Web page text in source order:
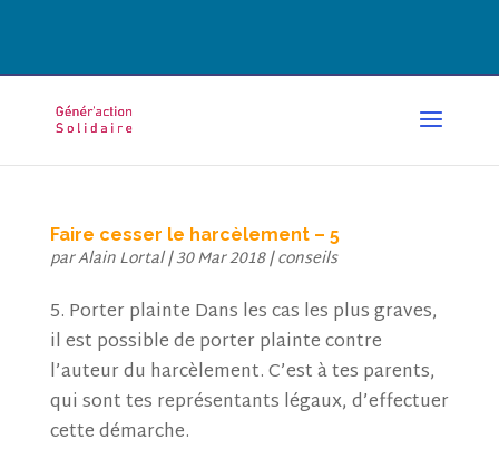
Faire cesser le harcèlement – 5
parAlain Lortal|30 Mar 2018|conseils
5. Porter plainte Dans les cas les plus graves,
il est possible de porter plainte contre
l’auteur du harcèlement. C’est à tes parents,
qui sont tes représentants légaux, d’effectuer
cette démarche.